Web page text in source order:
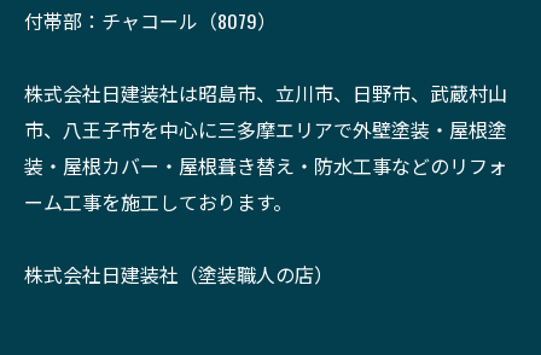
付帯部：チャコール（8079）
株式会社日建装社は昭島市、立川市、日野市、武蔵村山
市、八王子市を中心に三多摩エリアで外壁塗装・屋根塗
装・屋根カバー・屋根葺き替え・防水工事などのリフォ
ーム工事を施工しております。
株式会社日建装社（塗装職人の店）